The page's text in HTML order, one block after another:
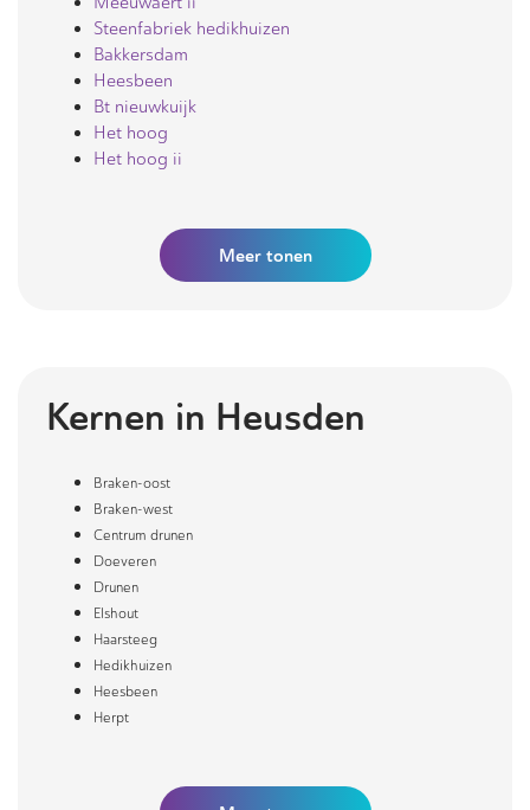
Steenfabriek hedikhuizen
Bakkersdam
Heesbeen
Bt nieuwkuijk
Het hoog
Het hoog ii
Meertonen
Kernen in Heusden
Braken-oost
Braken-west
Centrum drunen
Doeveren
Drunen
Elshout
Haarsteeg
Hedikhuizen
Heesbeen
Herpt